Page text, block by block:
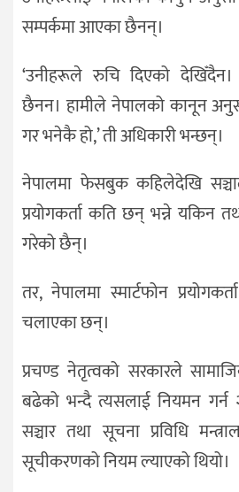
सम्पर्कमा आएका छैनन्।
‘उनीहरूले रुचि दिएको
छैनन। हामीले नेपालको कानून
गर भनेकै हो,’ ती अधिकारी भन्छन्।
नेपालमा फेसबुक कहिलेदेखि
प्रयोगकर्ता कति छन् भन्ने यकिन
गरेको छैन्।
तर, नेपालमा स्मार्टफोन
चलाएका छन्।
प्रचण्ड नेतृत्वको सरकारले
बढेको भन्दै त्यसलाई नियमन गर्न
सञ्चार तथा सूचना प्रविधि
सूचीकरणको नियम ल्याएको थियो।